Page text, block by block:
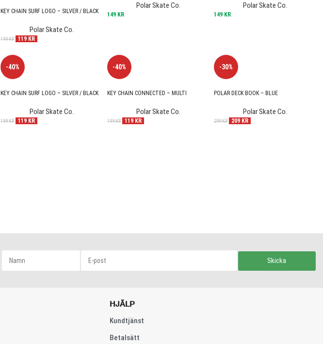
KEY CHAIN SURF LOGO – SILVER / BLACK
Polar Skate Co.
199KR 119 KR
Polar Skate Co.
149 KR
Polar Skate Co.
149 KR
-40%
KEY CHAIN SURF LOGO – SILVER / BLACK
Polar Skate Co.
199KR 119 KR
-40%
KEY CHAIN CONNECTED – MULTI
Polar Skate Co.
199KR 119 KR
-30%
POLAR DECK BOOK – BLUE
Polar Skate Co.
299KR 209 KR
Skicka
HJÄLP
Kundtjänst
Betalsätt